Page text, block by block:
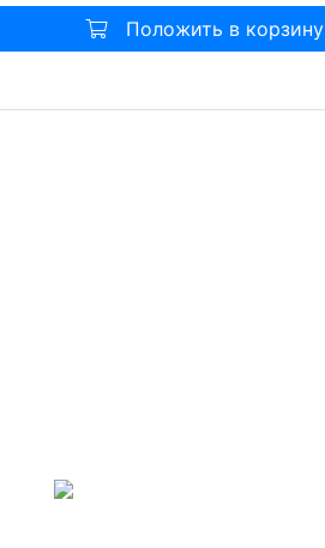
Положить в корзину